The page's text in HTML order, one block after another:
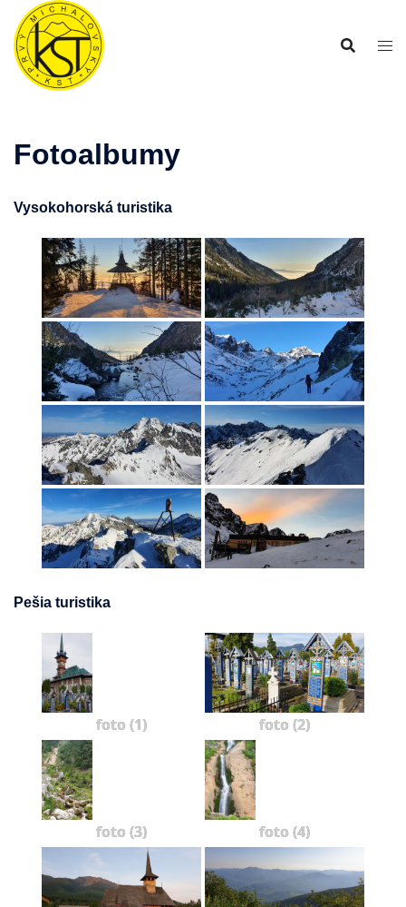
Preskočiť
obsah
Fotoalbumy
Vysokohorská turistika
Pešia turistika
foto (1) foto (2)
foto (3) foto (4)